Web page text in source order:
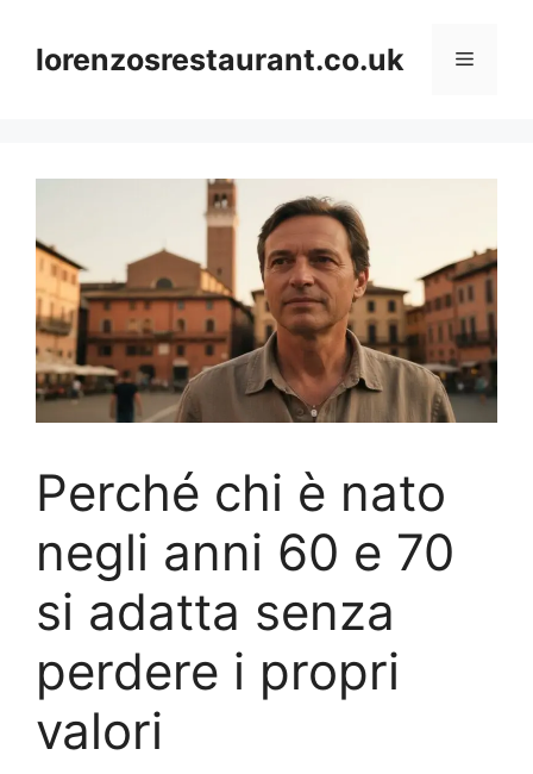
contentlorenzosrestaurant.co.uk Menu
Perché chi è nato
negli anni 60 e 70
si adatta senza
perdere i propri
valori